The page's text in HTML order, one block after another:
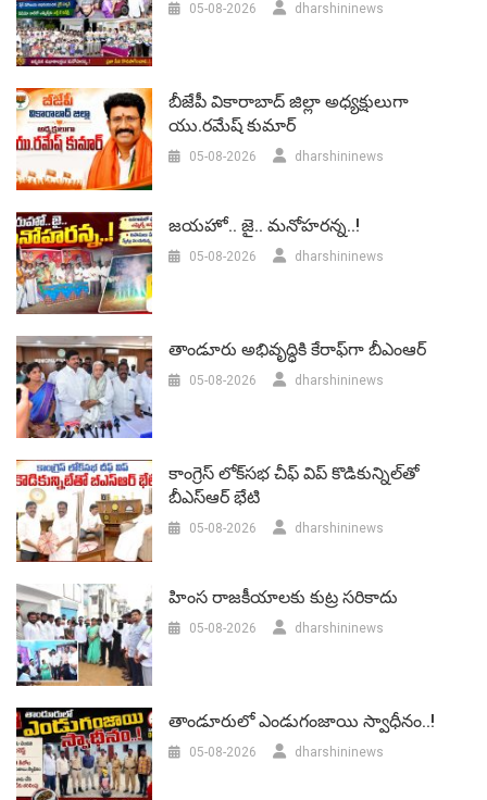
05-08-2026 dharshininews
బీజేపీ వికారాబాద్‌ జిల్లా అధ్యక్షులుగా
యు.రమేష్‌ కుమార్
05-08-2026 dharshininews
జయహో.. జై.. మనోహరన్న..!
05-08-2026 dharshininews
తాండూరు అభివృద్ధికి కేరాఫ్‌గా బీఎంఆర్‌
05-08-2026 dharshininews
కాంగ్రెస్ లోక్‌సభ చీఫ్ విప్ కొడికున్నిల్‌తో
బీఎస్‌ఆర్‌ భేటి
05-08-2026 dharshininews
హింస రాజకీయాలకు కుట్ర సరికాదు
05-08-2026 dharshininews
తాండూరులో ఎండుగంజాయి స్వాధీనం..!
05-08-2026 dharshininews